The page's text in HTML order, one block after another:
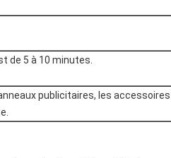
de 5 à 10 minutes.
publicitaires, les